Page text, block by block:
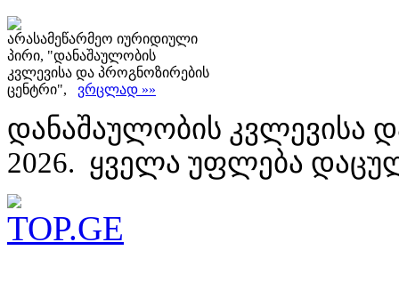
არასამეწარმეო იურიდიული
პირი, "დანაშაულობის
კვლევისა და პროგნოზირების
ცენტრი", ვრცლად »»
დანაშაულობის კვლევისა
2026. ყველა უფლება